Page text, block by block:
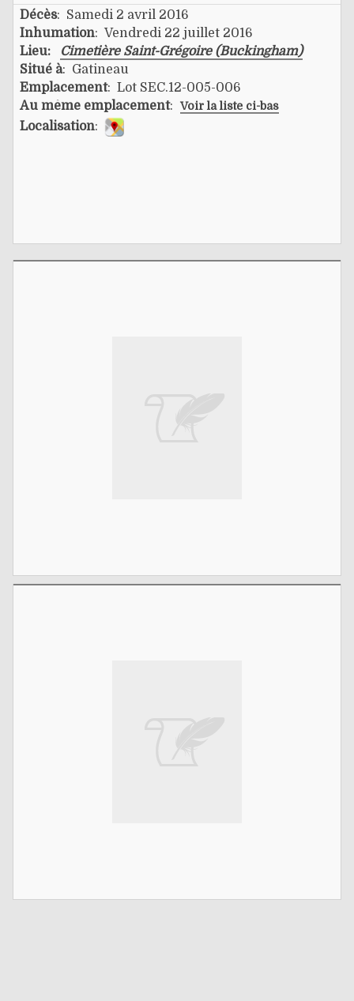
Décès: Samedi 2 avril 2016
Inhumation: Vendredi 22 juillet 2016
Lieu:
Cimetière Saint-Grégoire (Buckingham)
Situé à: Gatineau
Emplacement: Lot SEC.12-005-006
Au même emplacement: Voir la liste ci-bas
Localisation: